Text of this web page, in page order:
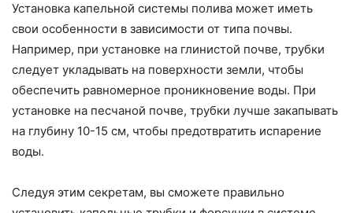
Установка капельной системы полива может иметь
свои особенности в зависимости от типа почвы.
Например, при установке на глинистой почве, трубки
следует укладывать на поверхности земли, чтобы
обеспечить равномерное проникновение воды. При
установке на песчаной почве, трубки лучше закапывать
на глубину 10-15 см, чтобы предотвратить испарение
воды.
Следуя этим секретам, вы сможете правильно